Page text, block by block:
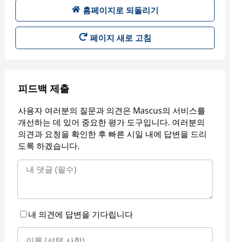
홈페이지로 되돌리기
페이지 새로 고침
피드백 제출
사용자 여러분의 질문과 의견은 Mascus의 서비스를
개선하는 데 있어 중요한 평가 도구입니다. 여러분의
의견과 요청을 확인한 후 빠른 시일 내에 답변을 드리
도록 하겠습니다.
내 의견에 답변을 기다립니다